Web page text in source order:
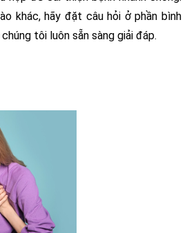
khác, hãy đặt câu hỏi ở phần bình
tôi luôn sẵn sàng giải đáp.